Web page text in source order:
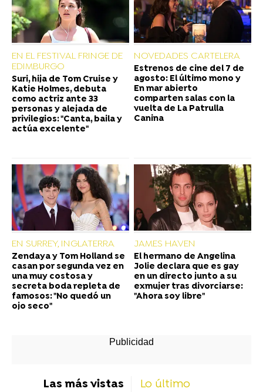
EN EL FESTIVAL FRINGE DE
EDIMBURGO
Suri, hija de Tom Cruise y
Katie Holmes, debuta
como actriz ante 33
personas y alejada de
privilegios: "Canta, baila y
actúa excelente"
NOVEDADES CARTELERA
Estrenos de cine del 7 de
agosto: El último mono y
En mar abierto
comparten salas con la
vuelta de La Patrulla
Canina
EN SURREY, INGLATERRA
Zendaya y Tom Holland se
casan por segunda vez en
una muy costosa y
secreta boda repleta de
famosos: "No quedó un
ojo seco"
JAMES HAVEN
El hermano de Angelina
Jolie declara que es gay
en un directo junto a su
exmujer tras divorciarse:
"Ahora soy libre"
Las más vistas Lo último